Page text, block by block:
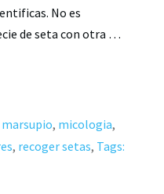
No es
de seta con otra …
marsupio, micologia,
, recoger setas, Tags: